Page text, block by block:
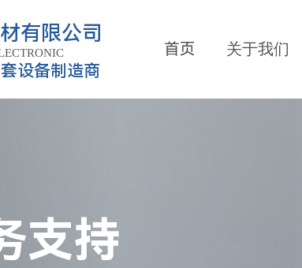
首页 关于我们
有限公司
设备制造商
支持